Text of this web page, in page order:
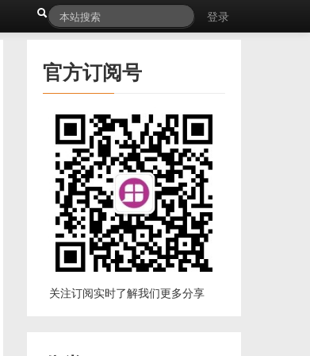
登录
官方订阅号
关注订阅实时了解我们更多分享